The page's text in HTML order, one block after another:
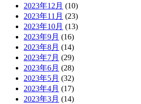
2023年12月 (10)
2023年11月 (23)
2023年10月 (13)
2023年9月 (16)
2023年8月 (14)
2023年7月 (29)
2023年6月 (28)
2023年5月 (32)
2023年4月 (17)
2023年3月 (14)